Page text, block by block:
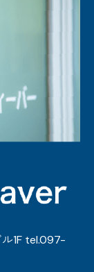
1F tel.097-